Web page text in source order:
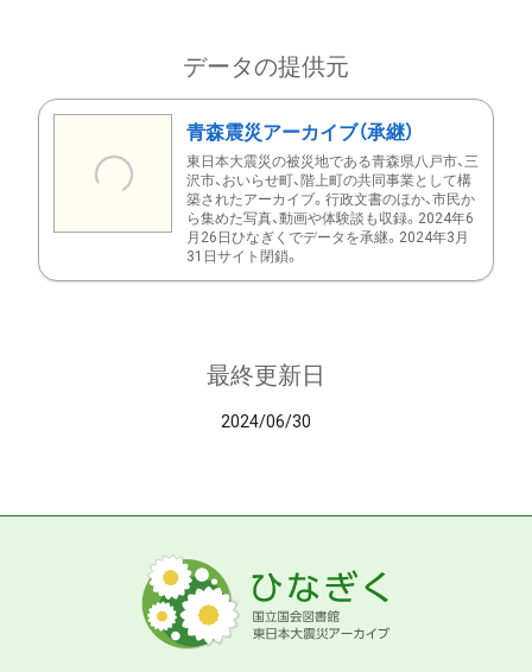
データの提供元
青森震災アーカイブ（承継）
東日本大震災の被災地である青森県八戸市、三
沢市、おいらせ町、階上町の共同事業として構
築されたアーカイブ。行政文書のほか、市民か
ら集めた写真、動画や体験談も収録。2024年6
月26日ひなぎくでデータを承継。2024年3月
31日サイト閉鎖。
最終更新日
2024/06/30